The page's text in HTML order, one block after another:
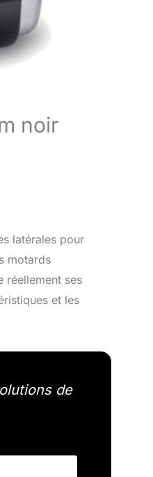
noir
latérales pour
motards
réellement ses
et les
de